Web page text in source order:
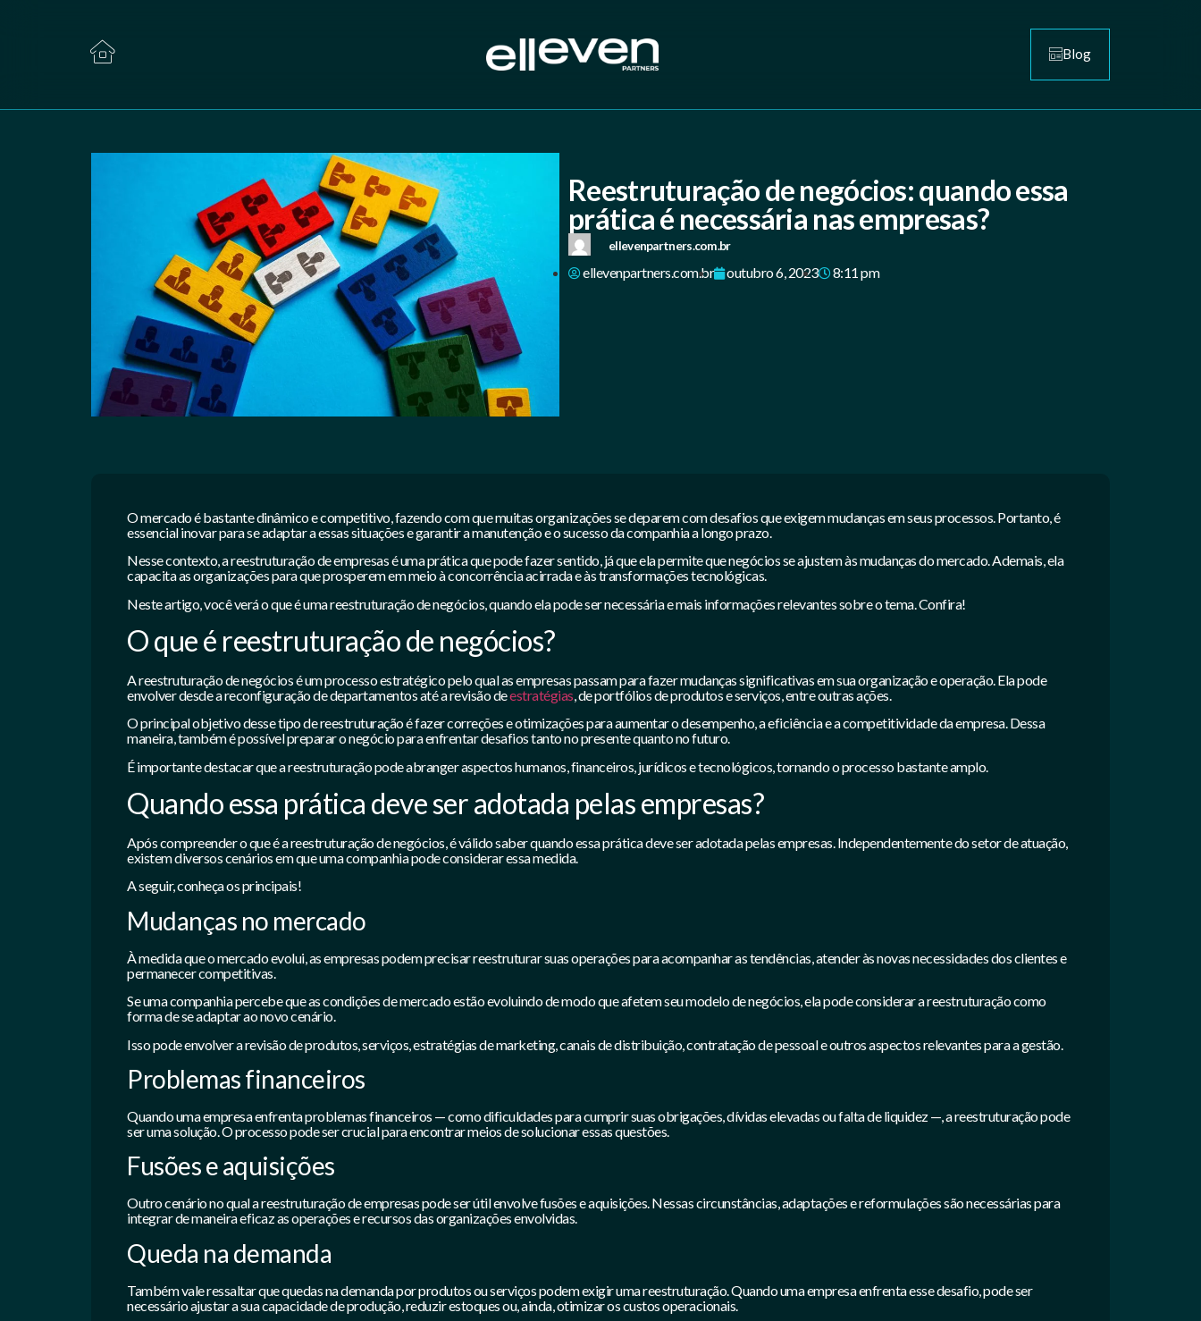
Blog
Reestruturação de negócios: quando essa
prática é necessária nas empresas?
ellevenpartners.com.br
ellevenpartners.com.br outubro 6, 2023 8:11 pm
O mercado é bastante dinâmico e competitivo, fazendo com que muitas organizações se deparem com desafios que exigem mudanças em seus processos. Portanto, é
essencial inovar para se adaptar a essas situações e garantir a manutenção e o sucesso da companhia a longo prazo.
Nesse contexto, a reestruturação de empresas é uma prática que pode fazer sentido, já que ela permite que negócios se ajustem às mudanças do mercado. Ademais, ela
capacita as organizações para que prosperem em meio à concorrência acirrada e às transformações tecnológicas.
Neste artigo, você verá o que é uma reestruturação de negócios, quando ela pode ser necessária e mais informações relevantes sobre o tema. Confira!
O que é reestruturação de negócios?
A reestruturação de negócios é um processo estratégico pelo qual as empresas passam para fazer mudanças significativas em sua organização e operação. Ela pode
envolver desde a reconfiguração de departamentos até a revisão deestratégias, de portfólios de produtos e serviços, entre outras ações.
O principal objetivo desse tipo de reestruturação é fazer correções e otimizações para aumentar o desempenho, a eficiência e a competitividade da empresa. Dessa
maneira, também é possível preparar o negócio para enfrentar desafios tanto no presente quanto no futuro.
É importante destacar que a reestruturação pode abranger aspectos humanos, financeiros, jurídicos e tecnológicos, tornando o processo bastante amplo.
Quando essa prática deve ser adotada pelas empresas?
Após compreender o que é a reestruturação de negócios, é válido saber quando essa prática deve ser adotada pelas empresas. Independentemente do setor de atuação,
existem diversos cenários em que uma companhia pode considerar essa medida.
A seguir, conheça os principais!
Mudanças no mercado
À medida que o mercado evolui, as empresas podem precisar reestruturar suas operações para acompanhar as tendências, atender às novas necessidades dos clientes e
permanecer competitivas.
Se uma companhia percebe que as condições de mercado estão evoluindo de modo que afetem seu modelo de negócios, ela pode considerar a reestruturação como
forma de se adaptar ao novo cenário.
Isso pode envolver a revisão de produtos, serviços, estratégias de marketing, canais de distribuição, contratação de pessoal e outros aspectos relevantes para a gestão.
Problemas financeiros
Quando uma empresa enfrenta problemas financeiros — como dificuldades para cumprir suas obrigações, dívidas elevadas ou falta de liquidez —, a reestruturação pode
ser uma solução. O processo pode ser crucial para encontrar meios de solucionar essas questões.
Fusões e aquisições
Outro cenário no qual a reestruturação de empresas pode ser útil envolve fusões e aquisições. Nessas circunstâncias, adaptações e reformulações são necessárias para
integrar de maneira eficaz as operações e recursos das organizações envolvidas.
Queda na demanda
Também vale ressaltar que quedas na demanda por produtos ou serviços podem exigir uma reestruturação. Quando uma empresa enfrenta esse desafio, pode ser
necessário ajustar a sua capacidade de produção, reduzir estoques ou, ainda, otimizar os custos operacionais.